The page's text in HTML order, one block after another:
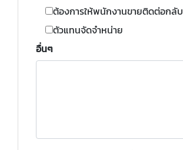
ต้องการให้พนักงานขายติดต่อกลับ
ตัวแทนจัดจำหน่าย
อื่นๆ